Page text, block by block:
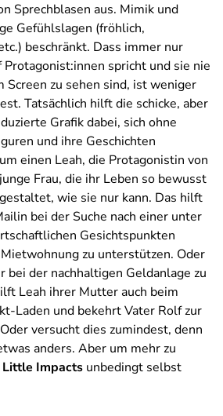
Sprechblasen aus. Mimik und
Gefühlslagen (fröhlich,
beschränkt. Dass immer nur
spricht und sie nie
Screen zu sehen sind, ist weniger
Tatsächlich hilft die schicke, aber
Grafik dabei, sich ohne
und ihre Geschichten
einen Leah, die Protagonistin von
Frau, die ihr Leben so bewusst
wie sie nur kann. Das hilft
bei der Suche nach einer unter
Gesichtspunkten
zu unterstützen. Oder
bei der nachhaltigen Geldanlage zu
Leah ihrer Mutter auch beim
Laden und bekehrt Vater Rolf zur
versucht dies zumindest, denn
anders. Aber um mehr zu
Little Impacts unbedingt selbst